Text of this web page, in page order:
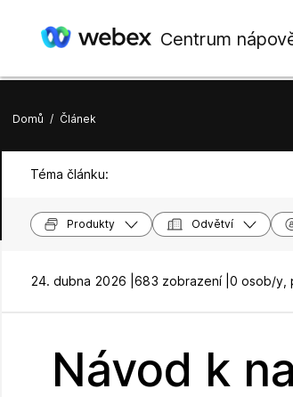
Centrum
Domů / Článek
Téma článku:
Produkty Odvětví
24. dubna 2026 | 683 zobrazení | 0 osob/y,
Návod k